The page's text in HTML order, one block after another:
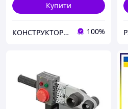
Купити
КОНСТРУКТОР онлайн-магазин 100%